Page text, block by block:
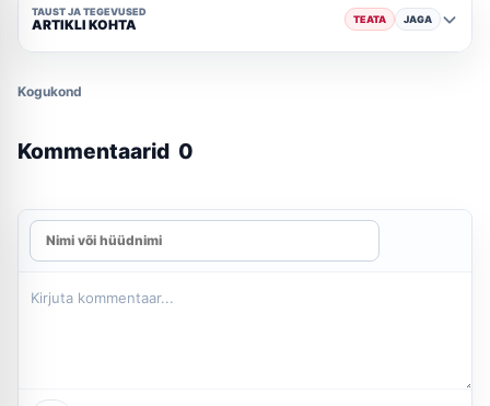
TAUST JA TEGEVUSED
ARTIKLI KOHTA TEATA JAGA
Kogukond
Kommentaarid 0